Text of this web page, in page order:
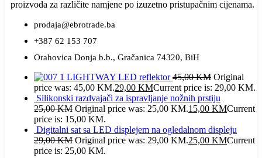
proizvoda za različite namjene po izuzetno pristupačnim cijenama.
prodaja@ebrotrade.ba
+387 62 153 707
Orahovica Donja b.b., Gračanica 74320, BiH
LIGHTWAY LED reflektor45,00KM Original
price was: 45,00 KM.29,00 KMCurrent price is: 29,00 KM.
Silikonski razdvajači za ispravljanje nožnih prstiju
25,00KM Original price was: 25,00 KM.15,00 KMCurrent
price is: 15,00 KM.
Digitalni sat sa LED displejem na ogledalnom displeju
29,00KM Original price was: 29,00 KM.25,00 KMCurrent
price is: 25,00 KM.